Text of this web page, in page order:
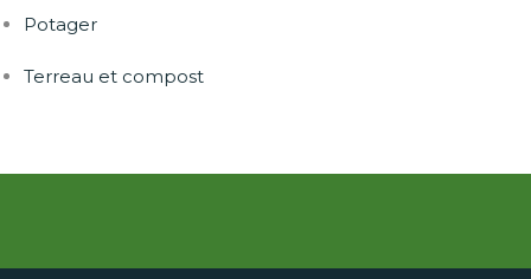
Potager
Terreau et compost